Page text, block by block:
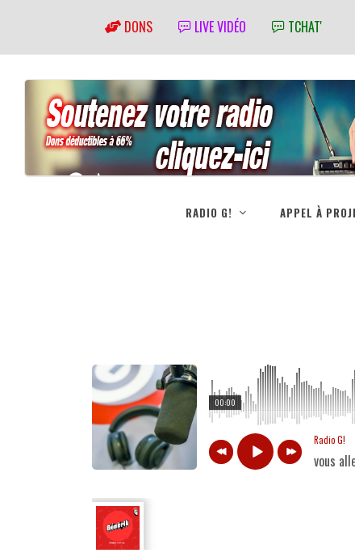
DONS LIVE VIDÉO TCHAT'
RADIO G! APPEL À
00:00
Radio G!
vous